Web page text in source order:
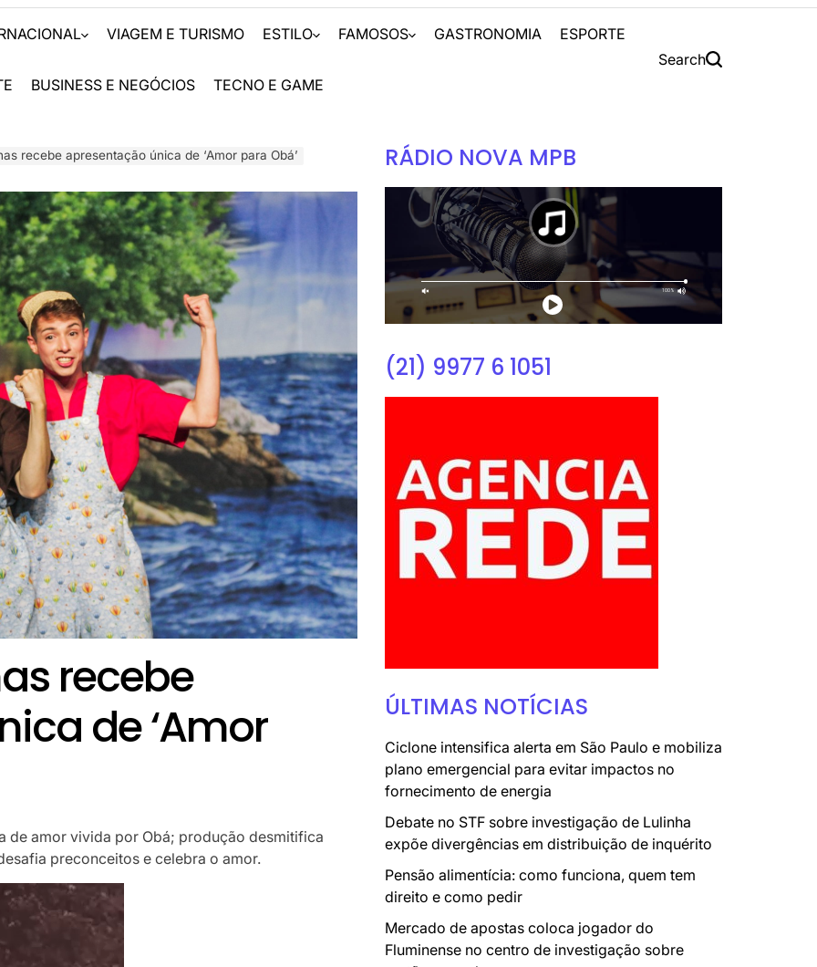
VIAGEM E TURISMO ESTILO FAMOSOS GASTRONOMIA ESPORTE
BUSINESS E NEGÓCIOS TECNO E GAME
Search
recebe apresentação única de ‘Amor para Obá’
recebe
de ‘Amor
de amor vivida por Obá; produção desmitifica
preconceitos e celebra o amor.
RÁDIO NOVA MPB
(21) 9977 6 1051
ÚLTIMAS NOTÍCIAS
Ciclone intensifica alerta em São Paulo e mobiliza
plano emergencial para evitar impactos no
fornecimento de energia
Debate no STF sobre investigação de Lulinha
expõe divergências em distribuição de inquérito
Pensão alimentícia: como funciona, quem tem
direito e como pedir
Mercado de apostas coloca jogador do
Fluminense no centro de investigação sobre